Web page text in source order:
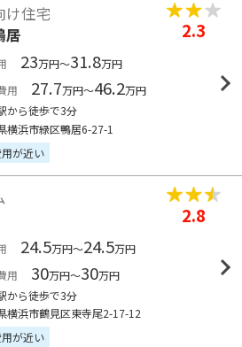
け住宅
居
2.3
23万円～31.8万円
用
27.7万円～46.2万円
から徒歩で3分
横浜市緑区鴨居6-27-1
が近い
2.8
24.5万円～24.5万円
用
30万円～30万円
から徒歩で3分
横浜市鶴見区東寺尾2-17-12
が近い